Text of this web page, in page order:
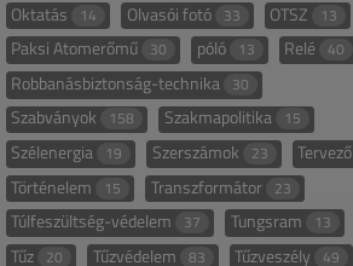
Oktatás 14 Olvasói fotó 33 OTSZ 13
Paksi Atomerőmű 30 póló 13 Relé 40
Robbanásbiztonság-technika 30
Szabványok 158 Szakmapolitika 15
Szélenergia 19 Szerszámok 23 Tervező
Történelem 15 Transzformátor 23
Túlfeszültség-védelem 37 Tungsram 13
Tűz 20 Tűzvédelem 83 Tűzveszély 49